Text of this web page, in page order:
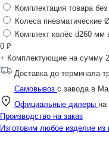
Комплектация товара без
Колеса пневматические
Комплект колёс d260 мм
0 ₽
+ Комплектующие на сумму
Доставка до терминала
Самовывоз с завода в
Официальные дилеры на
Производство на заказ
Изготовим любое изделие из